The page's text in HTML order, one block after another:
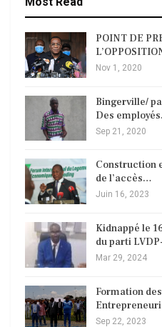
POINT DE
Nov 1, 2020
Bingerville/
Des
Sep 21, 2020
Construction
de l’accès…
Juin 16, 2023
Kidnappé le
du parti
Mar 29, 2024
Formation
Sep 22, 2023